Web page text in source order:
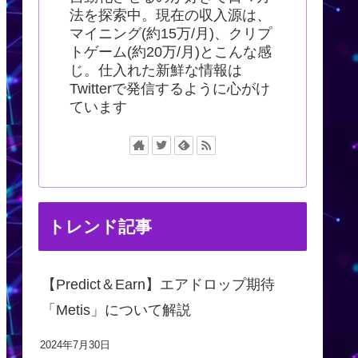
法を探索中。現在の収入源は、
マイニング(約15万/月)、クリプ
トゲーム(約20万/月)とこんな感
じ。仕入れた新鮮な情報は
Twitterで発信するように心がけ
ています
トレンド記事
【Predict＆Earn】エアドロップ期待
「Metis」について解説
2024年7月30日